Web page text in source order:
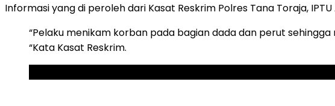
Informasi yang di peroleh dari Kasat Reskrim Polres Tana Toraja,
“Pelaku menikam korban pada bagian dada dan perut
“Kata Kasat Reskrim.